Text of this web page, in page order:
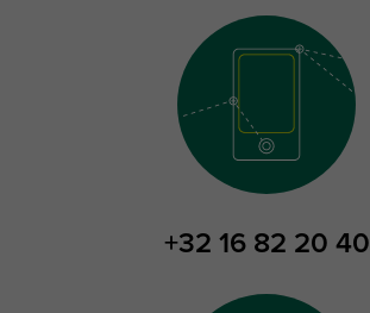
+32 16 82 20 40